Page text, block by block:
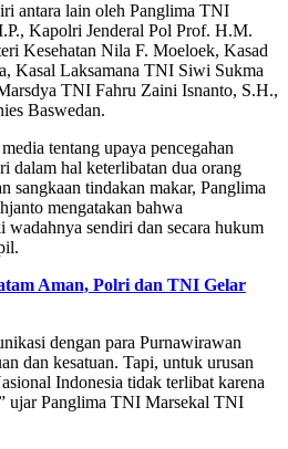
antara lain oleh Panglima TNI
Kapolri Jenderal Pol Prof. H.M.
Kesehatan Nila F. Moeloek, Kasad
Kasal Laksamana TNI Siwi Sukma
TNI Fahru Zaini Isnanto, S.H.,
Baswedan.
tentang upaya pencegahan
dalam hal keterlibatan dua orang
sangkaan tindakan makar, Panglima
mengatakan bahwa
sendiri dan secara hukum
Aman, Polri dan TNI Gelar
dengan para Purnawirawan
dan kesatuan. Tapi, untuk urusan
Indonesia tidak terlibat karena
ujar Panglima TNI Marsekal TNI